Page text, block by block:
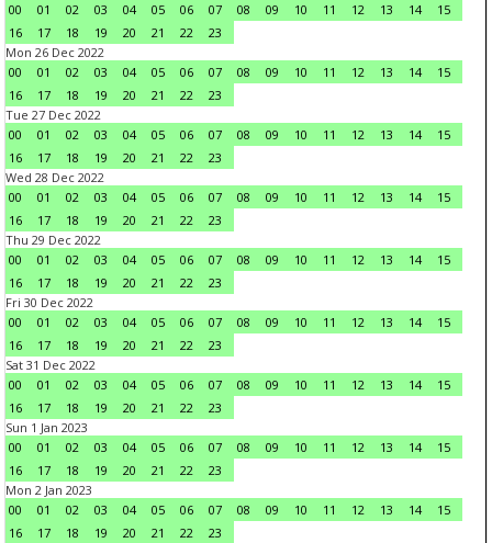
00
01 02 03 04 05 06 07 08 09 10 11 12 13 14
15
16
17 18 19 20 21 22
23
Mon 26 Dec 2022
00
01 02 03 04 05 06 07 08 09 10 11 12 13 14
15
16
17 18 19 20 21 22
23
Tue 27 Dec 2022
00
01 02 03 04 05 06 07 08 09 10 11 12 13 14
15
16
17 18 19 20 21 22
23
Wed 28 Dec 2022
00
01 02 03 04 05 06 07 08 09 10 11 12 13 14
15
16
17 18 19 20 21 22
23
Thu 29 Dec 2022
00
01 02 03 04 05 06 07 08 09 10 11 12 13 14
15
16
17 18 19 20 21 22
23
Fri 30 Dec 2022
00
01 02 03 04 05 06 07 08 09 10 11 12 13 14
15
16
17 18 19 20 21 22
23
Sat 31 Dec 2022
00
01 02 03 04 05 06 07 08 09 10 11 12 13 14
15
16
17 18 19 20 21 22
23
Sun 1 Jan 2023
00
01 02 03 04 05 06 07 08 09 10 11 12 13 14
15
16
17 18 19 20 21 22
23
Mon 2 Jan 2023
00
01 02 03 04 05 06 07 08 09 10 11 12 13 14
15
16
17 18 19 20 21 22
23